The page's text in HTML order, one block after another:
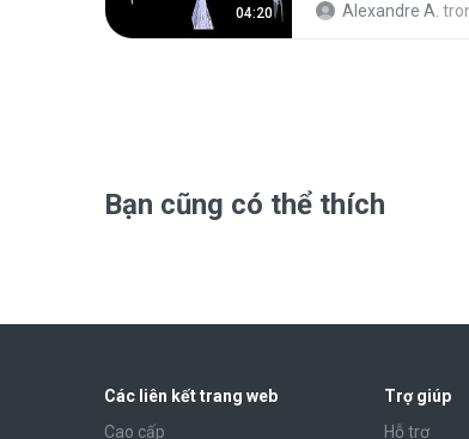
04:20 Alexandre A.
Bạn cũng có thể thích
Các liên kết trang web
Cao cấp
Trợ giúp
Hỗ trợ